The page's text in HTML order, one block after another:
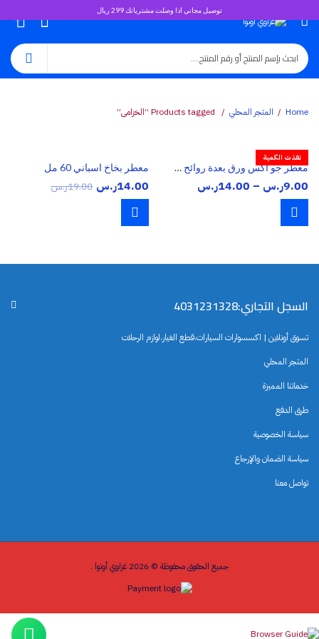
توصيل مجاني اذا وصلت مشترياتك 299 ريال
Home المتجر المحلي
نفذت الكمية
معطر جو اكس ورق بعدة روائح مميزة
9.00ر.س –
14.00ر.س
معطر بخاخ اسباني 60 مل
14.00ر.س 19.00ر.س
السجل التجاري:4031231328
تسوق أونلاين | اكسسوارات السيارات،قطع الغيار،لوازم الرحلات
المتجر المحلي
خدماتنا المميزة
طرق الدفع
سياسة الخصوصية
سياسة الضمان والإرجاع
تواصل معنا
جميع الحقوق محفوظة © 2026 غزاوي أوتوا .